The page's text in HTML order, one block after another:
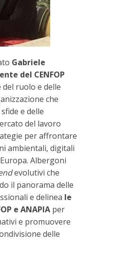
Gabriele
del CENFOP
ruolo e delle
che
e delle
del lavoro
per affrontare
ambientali, digitali
Albergoni
evolutivi che
il panorama delle
e delinea le
e ANAPIA per
e promuovere
delle